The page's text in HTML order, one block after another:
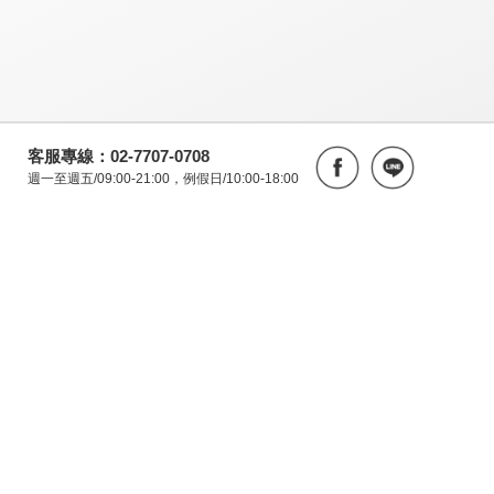
客服專線：02-7707-0708
週一至週五/09:00-21:00，例假日/10:00-18:00